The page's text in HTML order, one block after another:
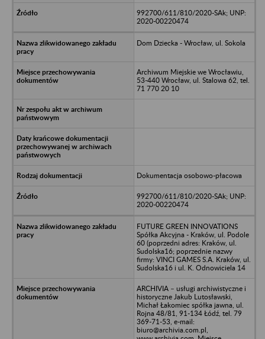
992700/611/810/2020-SAk; UNP:
2020-00220474
Dom Dziecka - Wrocław, ul. Sokola
Archiwum Miejskie we Wrocławiu,
53-440 Wrocław, ul. Stalowa 62, tel.
71 770 20 10
Dokumentacja osobowo-płacowa
992700/611/810/2020-SAk; UNP:
2020-00220474
FUTURE GREEN INNOVATIONS
Spółka Akcyjna - Kraków, ul. Podole
60 (poprzedni adres: Kraków, ul.
Sudolska16; poprzednie nazwy
firmy: VINCI GAMES S.A. Kraków, ul.
Sudolska16 i ul. K. Odnowiciela 14
ARCHIVIA – usługi archiwistyczne i
historyczne Jakub Lutosławski,
Michał Łakomiec spółka jawna, ul.
Rojna 48/81, 91-134 Łódź, tel. 79
369-71-53, e-mail:
biuro@archivia.com.pl,